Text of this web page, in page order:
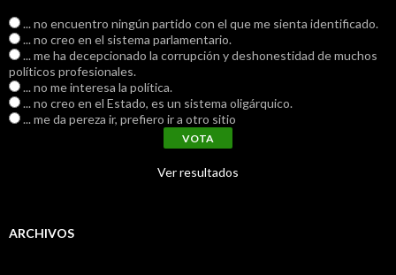
... no encuentro ningún partido con el que me sienta identificado.
... no creo en el sistema parlamentario.
... me ha decepcionado la corrupción y deshonestidad de muchos
políticos profesionales.
... no me interesa la política.
... no creo en el Estado, es un sistema oligárquico.
... me da pereza ir, prefiero ir a otro sitio
Ver resultados
ARCHIVOS